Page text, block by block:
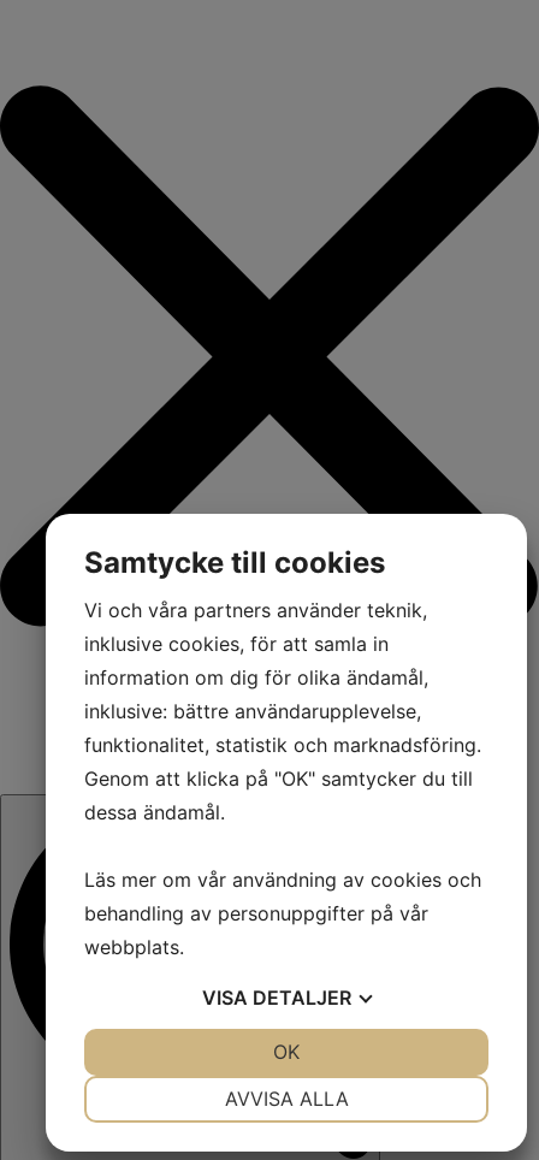
Samtycke till cookies
Vi och våra partners använder teknik,
inklusive cookies, för att samla in
information om dig för olika ändamål,
inklusive: bättre användarupplevelse,
funktionalitet, statistik och marknadsföring.
Genom att klicka på "OK" samtycker du till
dessa ändamål.
Läs mer om vår användning av cookies och
behandling av personuppgifter på vår
webbplats.
VISA DETALJER
AVVISA ALLA
OK